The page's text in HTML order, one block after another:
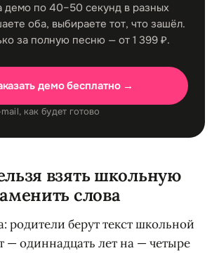
демо по 40–50 секунд в разных
оба, выбираете тот, что зашёл.
за полную песню — от 1 399 ₽.
демо бесплатно →
как будет готово
взять школьную
слова
родители берут текст школьной
— одиннадцать лет на — четыре